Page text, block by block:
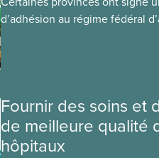
d’adhésion au régime fédéral
Fournir des soins et
de meilleure qualité
hôpitaux